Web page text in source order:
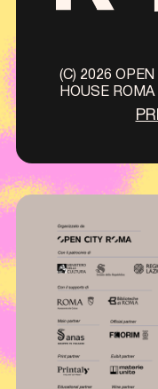
(C) 2026 OPEN
HOUSE ROMA